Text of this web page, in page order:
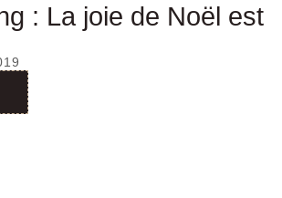
: La joie de Noël est